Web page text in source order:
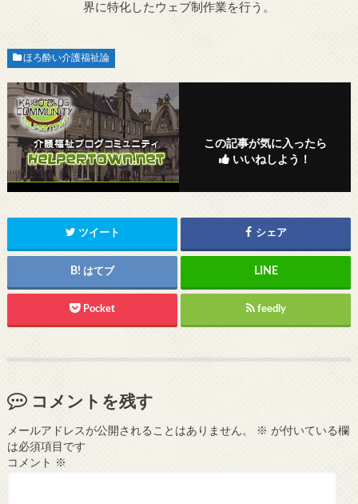
界に特化したウェブ制作業を行う。
ほろ酔い介護福祉論
この記事が気に入ったら
いいねしよう！
ツイート シェア
はてブ
Pocket feedly
コメントを残す
メールアドレスが公開されることはありません。 ※ が付いている欄
は必須項目です
コメント
※